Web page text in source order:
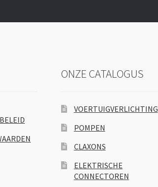
ONZE CATALOGUS
VOERTUIGVERLICHTING
POMPEN
CLAXONS
ELEKTRISCHE
CONNECTOREN